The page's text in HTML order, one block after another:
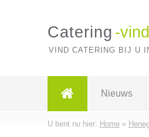
Catering -
VIND CATERING BIJ U
Nieuws
U bent nu hier: Home»